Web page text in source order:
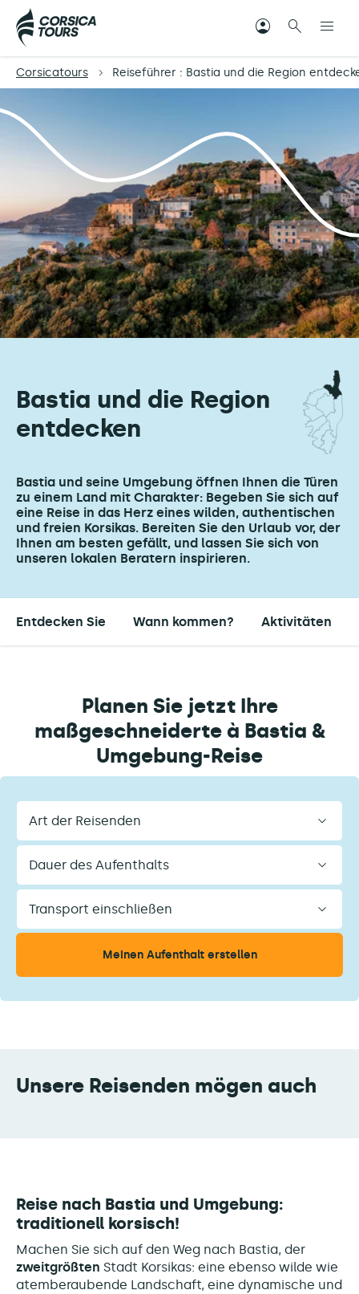
Corsicatours Reiseführer : Bastia und die Region
Bastia und die Region
entdecken
Bastia und seine Umgebung öffnen Ihnen die Türen
zu einem Land mit Charakter: Begeben Sie sich auf
eine Reise in das Herz eines wilden, authentischen
und freien Korsikas. Bereiten Sie den Urlaub vor, der
Ihnen am besten gefällt, und lassen Sie sich von
unseren lokalen Beratern inspirieren.
Entdecken Sie Wann kommen? Aktivitäten
Planen Sie jetzt Ihre
maßgeschneiderte à Bastia &
Umgebung-Reise
Art
der
Dauer
des
Transport
einschließen
Unsere Reisenden mögen auch
Reise nach Bastia und Umgebung:
traditionell korsisch!
Machen Sie sich auf den Weg nach Bastia, der
zweitgrößten Stadt Korsikas: eine ebenso wilde wie
atemberaubende Landschaft, eine dynamische und